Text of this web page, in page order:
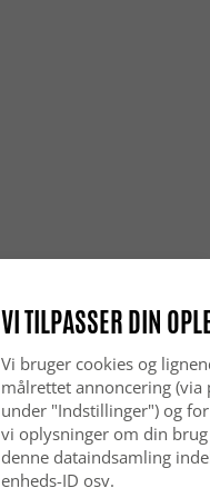
VI TILPASSER DIN
Vi bruger cookies og
målrettet annoncering
under "Indstillinger") og
vi oplysninger om din
denne dataindsamling
enheds-ID osv.